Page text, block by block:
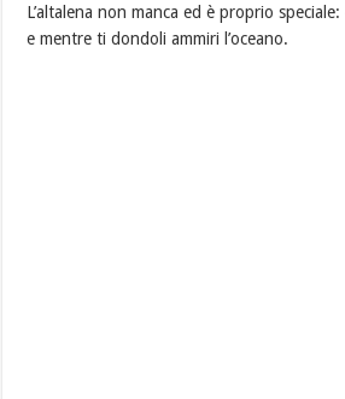
L’altalena non manca ed è proprio
e mentre ti dondoli ammiri l’oceano.